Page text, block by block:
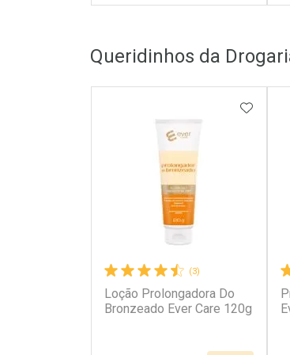
Laboratório
Ativar Desconto
Por Menos
Queridinhos da
(3)
Loção Prolongadora Do
Bronzeado Ever Care 120g